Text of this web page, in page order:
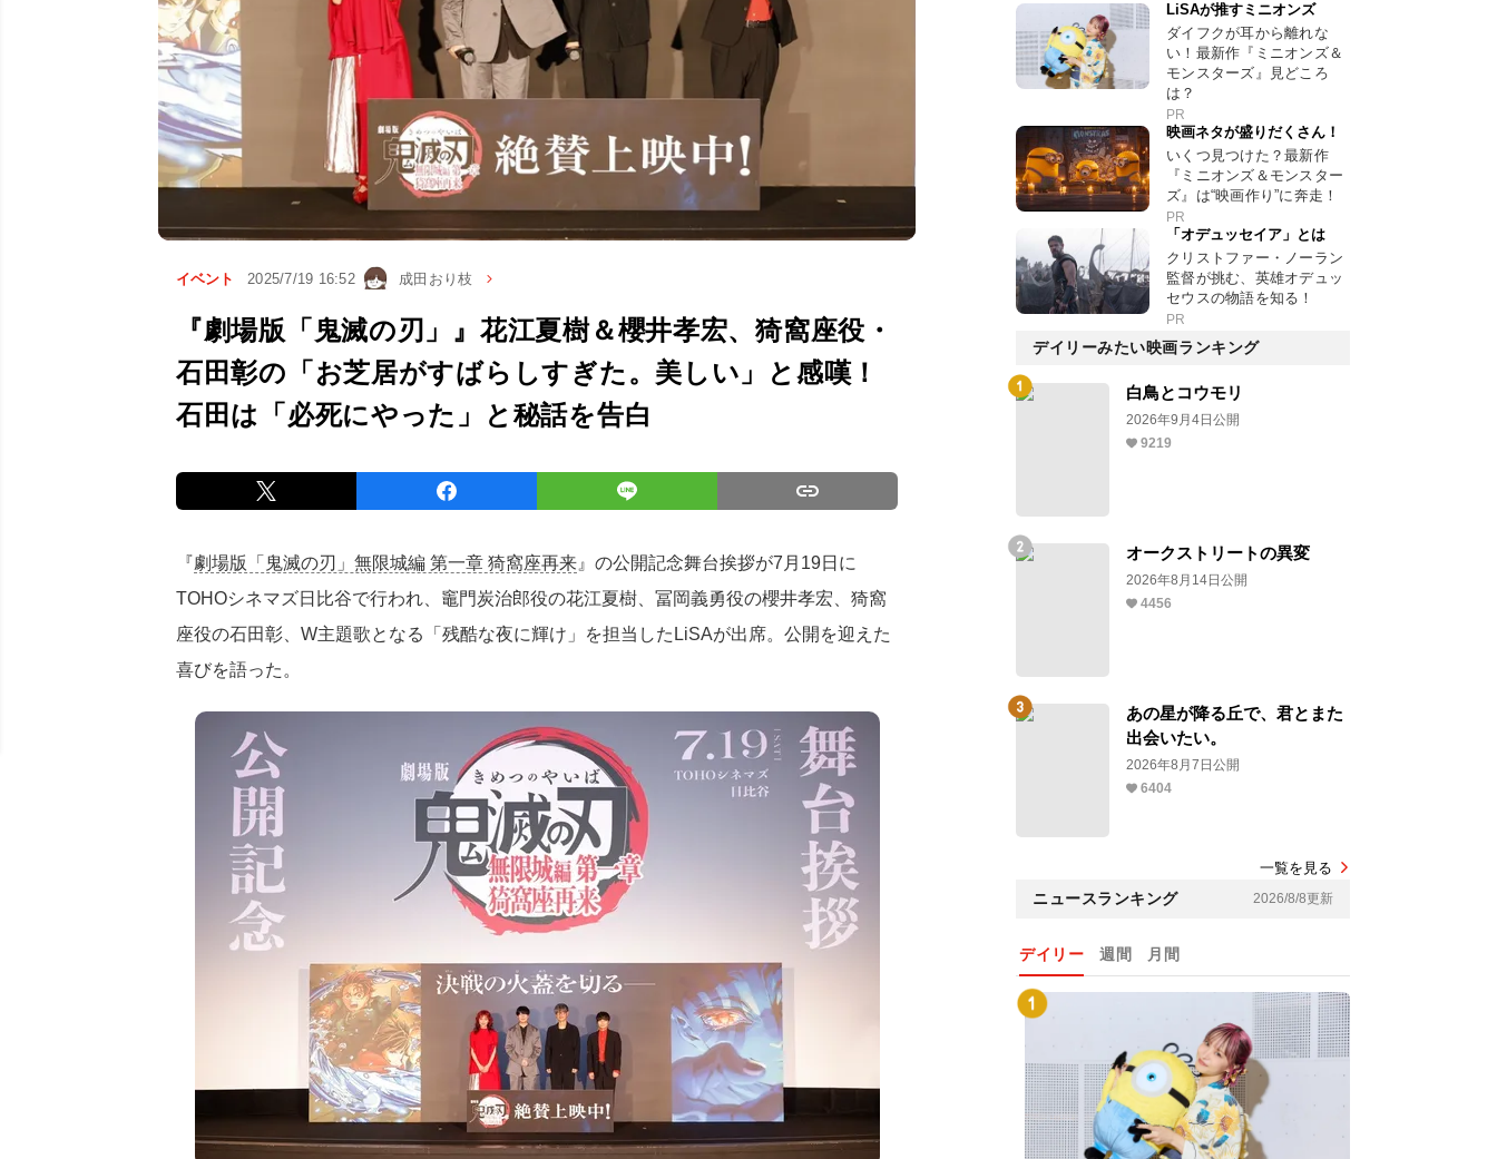
イベント 2025/7/19 16:52 成田おり枝
『劇場版「鬼滅の刃」』花江夏樹＆櫻井孝宏、猗窩座役・
石田彰の「お芝居がすばらしすぎた。美しい」と感嘆！
石田は「必死にやった」と秘話を告白
『劇場版「鬼滅の刃」無限城編 第一章 猗窩座再来 』の公開記念舞台挨拶が7月19日に
TOHOシネマズ日比谷で行われ、竈門炭治郎役の花江夏樹、冨岡義勇役の櫻井孝宏、猗窩
座役の石田彰、W主題歌となる「残酷な夜に輝け」を担当したLiSAが出席。公開を迎えた
喜びを語った。
LiSAが推すミニオンズ
ダイフクが耳から離れな
い！最新作『ミニオンズ＆
モンスターズ』見どころ
は？
PR
映画ネタが盛りだくさん！
いくつ見つけた？最新作
『ミニオンズ＆モンスター
ズ』は“映画作り”に奔走！
PR
「オデュッセイア」とは
クリストファー・ノーラン
監督が挑む、英雄オデュッ
セウスの物語を知る！
PR
デイリーみたい映画ランキング
白鳥とコウモリ
2026年9月4日公開
9219
オークストリートの異変
2026年8月14日公開
4456
あの星が降る丘で、君とまた
出会いたい。
2026年8月7日公開
6404
一覧を見る
ニュースランキング 2026/8/8更新
デイリー 週間 月間